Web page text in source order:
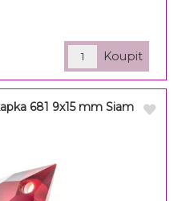
681 9x15 mm Siam